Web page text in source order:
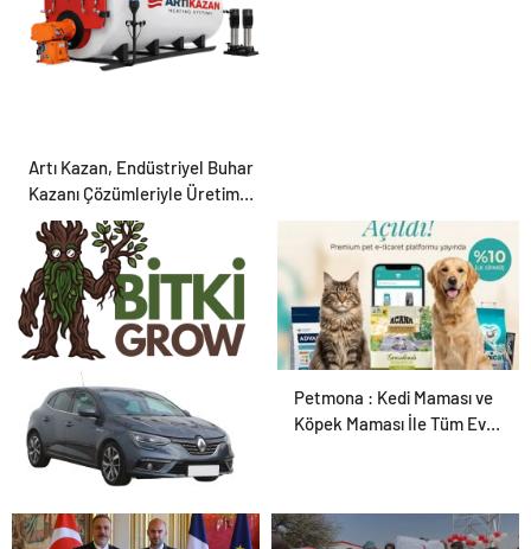
Artı Kazan, Endüstriyel Buhar
Kazanı Çözümleriyle Üretim
Tesislerine Verimli Sistemler
Sunuyor
Bitkigrow ile Bitki
Yetiştiriciliğinde Doğru
Ekipman ve Ürün Seçimi
Petmona : Kedi Maması ve
Köpek Maması İle Tüm Evcil
Konya rent a car